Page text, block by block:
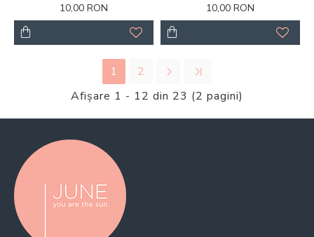
10,00 RON 10,00 RON
1
2
Afişare 1 - 12 din 23 (2 pagini)